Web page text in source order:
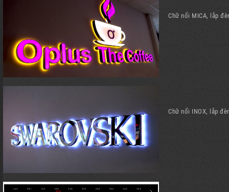
Chữ nổi MICA, lắp
Chữ nổi INOX, lắp